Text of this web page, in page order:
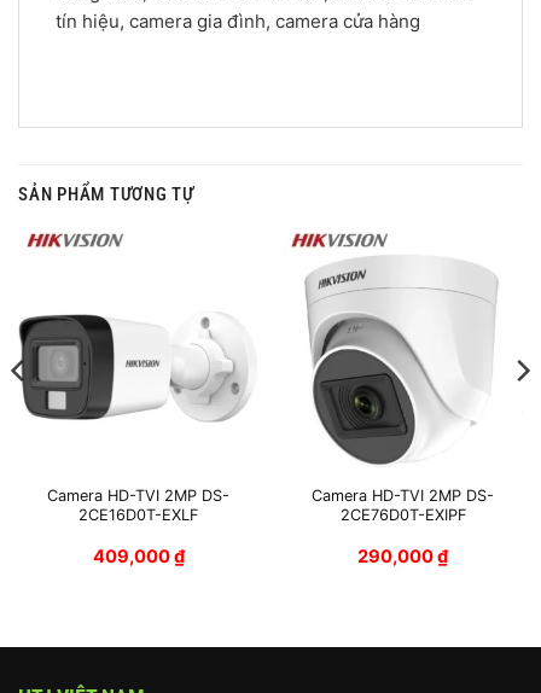
tín hiệu, camera gia đình, camera cửa hàng
SẢN PHẨM TƯƠNG TỰ
Camera HD-TVI 2MP DS-
2CE16D0T-EXLF
409,000₫
Camera HD-TVI 2MP DS-
2CE76D0T-EXIPF
290,000₫